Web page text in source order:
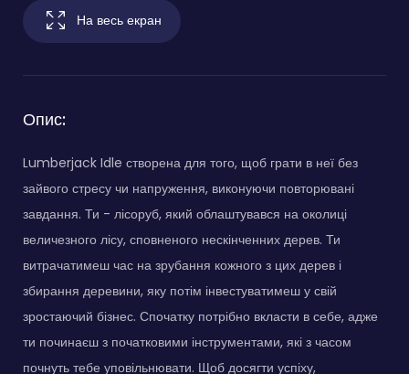
На весь екран
Опис:
Lumberjack Idle створена для того, щоб грати в неї без
зайвого стресу чи напруження, виконуючи повторювані
завдання. Ти - лісоруб, який облаштувався на околиці
величезного лісу, сповненого нескінченних дерев. Ти
витрачатимеш час на зрубання кожного з цих дерев і
збирання деревини, яку потім інвестуватимеш у свій
зростаючий бізнес. Спочатку потрібно вкласти в себе, адже
ти починаєш з початковими інструментами, які з часом
почнуть тебе уповільнювати. Щоб досягти успіху,